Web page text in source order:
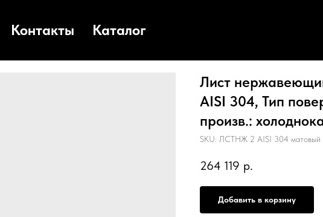
Контакты Каталог
Лист
AISI 304, Тип
произв.:
SKU: ЛСТНЖ 2 AISI 304 матовый
264 119 р.
Добавить в корзину